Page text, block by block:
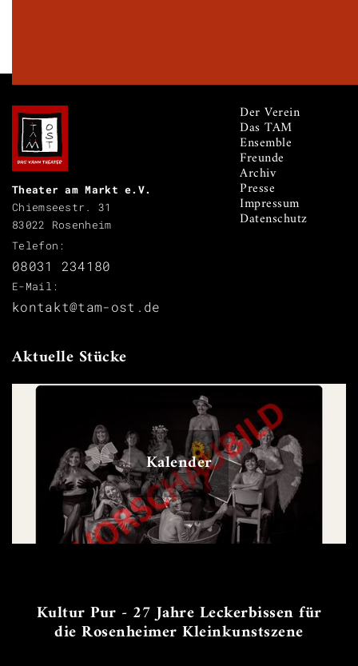
Theater am Markt e.V.
Chiemseestr. 31
83022 Rosenheim
Telefon:
08031 234180
E-Mail:
kontakt@tam-ost.de
Der Verein
Das TAM
Ensemble
Freunde
Archiv
Presse
Impressum
Datenschutz
Aktuelle Stücke
Kalender
Kultur Pur - 27 Jahre Leckerbissen für
die Rosenheimer Kleinkunstszene